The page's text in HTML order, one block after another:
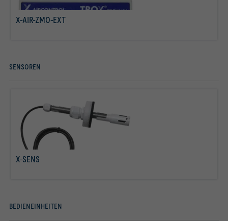
X-AIR-ZMO-EXT
SENSOREN
X-SENS
BEDIENEINHEITEN